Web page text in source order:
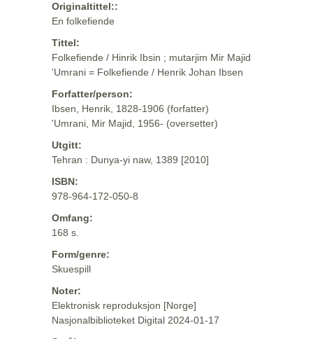
Originaltittel::
En folkefiende
Tittel:
Folkefiende / Hinrik Ibsin ; mutarjim Mir Majid
'Umrani = Folkefiende / Henrik Johan Ibsen
Forfatter/person:
Ibsen, Henrik, 1828-1906 (forfatter)
'Umrani, Mir Majid, 1956- (oversetter)
Utgitt:
Tehran : Dunya-yi naw, 1389 [2010]
ISBN:
978-964-172-050-8
Omfang:
168 s.
Form/genre:
Skuespill
Noter:
Elektronisk reproduksjon [Norge]
Nasjonalbiblioteket Digital 2024-01-17